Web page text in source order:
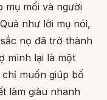
mụ mối và người
như lời mụ nói,
nọ đã trở thành
mình lại là một
muốn giúp bố
làm giàu nhanh